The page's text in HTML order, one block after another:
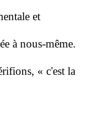
et
à nous-même.
« c'est la